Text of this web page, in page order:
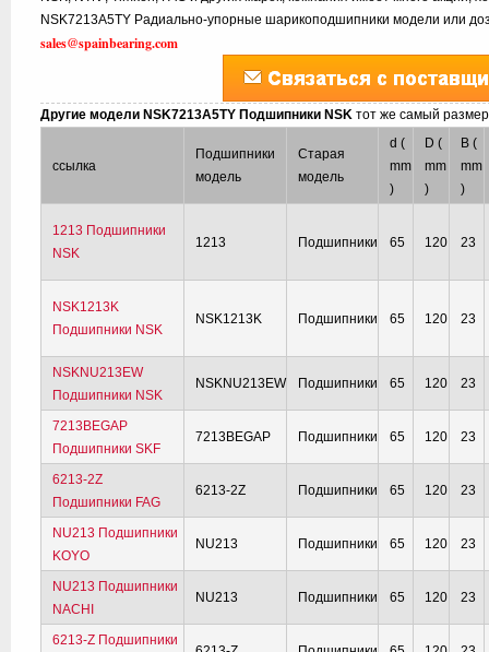
NSK7213A5TY Радиально-упорные шарикоподшипники модели или
sales@spainbearing.com
Другие модели NSK7213A5TY Подшипники NSKтот же самый
ссылка
Подшипники
модель
Старая
модель
d (
mm
)
D (
mm
)
B (
mm
)
1213 Подшипники
NSK
1213 Подшипники 65 120 23
NSK1213K
Подшипники NSK
NSK1213K Подшипники 65 120 23
NSKNU213EW
Подшипники NSK
NSKNU213EW Подшипники 65 120 23
7213BEGAP
Подшипники SKF
7213BEGAP Подшипники 65 120 23
6213-2Z
Подшипники FAG
6213-2Z Подшипники 65 120 23
NU213 Подшипники
KOYO
NU213 Подшипники 65 120 23
NU213 Подшипники
NACHI
NU213 Подшипники 65 120 23
6213-Z Подшипники